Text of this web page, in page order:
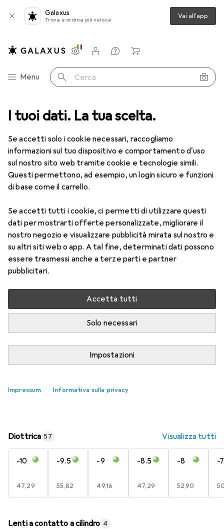
I tuoi dati. La tua scelta.
Se accetti solo i cookie necessari, raccogliamo
informazioni sul tuo dispositivo e comportamento d'uso
sul nostro sito web tramite cookie e tecnologie simili.
Questi permettono, ad esempio, un login sicuro e funzioni
di base come il carrello.
Se accetti tutti i cookie, ci permetti di utilizzare questi
dati per mostrarti offerte personalizzate, migliorare il
nostro negozio e visualizzare pubblicità mirata sul nostro e
su altri siti web o app. A tal fine, determinati dati possono
essere trasmessi anche a terze parti e partner
pubblicitari.
Accetta tutti
Solo necessari
Impostazioni
Impressum Informativa sulla privacy
Galaxus
Trova e ordina più veloce Vai all'app
Categoria Navigazione
Menu Cerca
Impostazioni
Conto cliente
Liste di confronto
Liste dei desideri
Carrello
Lenti a contatto Air Optix più HydraGlyde per l'astigmatismo
1 Immagine
Air Optix più HydraGlyde per
-3.5, Obiettivo mensile, 6 pz., Torico
Prezzo in EUR IVA incl.
EUR
53,58 EUR
8,93/1pz.
Consegna tra lun, 17/8 e mer, 19/8
Più di 10 pezzi in stock presso il fornitore
Aggiungi al carrello
Diottrica 57 Visualizza tutti
-10
EUR
47,29
-9.5
EUR
55,82
-9
EUR
49,16
-8.5
EUR
47,29
-8
EUR
52,90
-
Lenti a contatto a cilindro 4